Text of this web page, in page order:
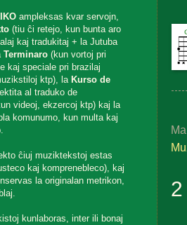
ampleksas kvar servojn,
(tiu ĉi retejo, kun bunta aro
kaj tradukitaj + la Jutuba
Terminaro (kun vortoj pri
kaj speciale pri brazilaj
ktp), la Kurso de
al traduko de
videoj, ekzercoj ktp) kaj la
komunumo, kun multa kaj
ĉiuj muziktekstoj estas
kaj komprenebleco), kaj
la originalan metrikon,
kunlaboras, inter ili bonaj